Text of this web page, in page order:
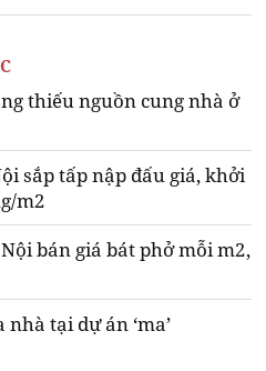
thiếu nguồn cung nhà ở
sắp tấp nập đấu giá, khởi
m2
bán giá bát phở mỗi m2,
tại dự án ‘ma’